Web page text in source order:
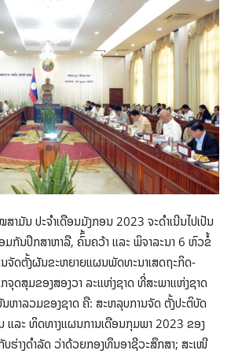
າມັນ ປະຈຳເດືອນມັງກອນ 2023 ຈະດໍາເນີນໄປເປັນ
ອມກັນປຶກສາຫາລື, ຄົົ້ນຄວ້າ ແລະ ພິຈາລະນາ 6 ຫົວຂໍ້
ນຈັດຕັ້ງຜັນຂະຫຍາຍແຜນພັດທະນາເສດຖະກິດ-
ດສຸມຂອງສອງວາ ລະແຫ່ງຊາດ ທີ່ສະພາແຫ່ງຊາດ
ຫາລວມຂອງຊາດ ຄື: ສະຫລຸບການຈັດ ຕັ້ງປະຕິບັດ
ແລະ ທິດທາງແຜນການເດືອນກຸມພາ 2023 ຂອງ
ບຮ່າງດຳລັດ ວ່າດ້ວຍກອງທຶນອາຊີວະສຶກສາ; ສະເໜີ